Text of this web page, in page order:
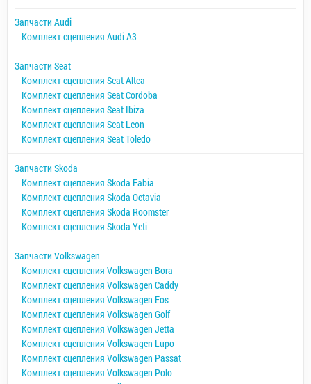
Запчасти Audi
Комплект сцепления Audi A3
Запчасти Seat
Комплект сцепления Seat Altea
Комплект сцепления Seat Cordoba
Комплект сцепления Seat Ibiza
Комплект сцепления Seat Leon
Комплект сцепления Seat Toledo
Запчасти Skoda
Комплект сцепления Skoda Fabia
Комплект сцепления Skoda Octavia
Комплект сцепления Skoda Roomster
Комплект сцепления Skoda Yeti
Запчасти Volkswagen
Комплект сцепления Volkswagen Bora
Комплект сцепления Volkswagen Caddy
Комплект сцепления Volkswagen Eos
Комплект сцепления Volkswagen Golf
Комплект сцепления Volkswagen Jetta
Комплект сцепления Volkswagen Lupo
Комплект сцепления Volkswagen Passat
Комплект сцепления Volkswagen Polo